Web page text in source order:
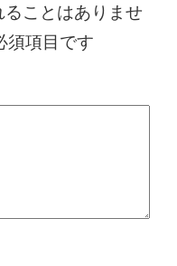
ことはありませ
須項目です